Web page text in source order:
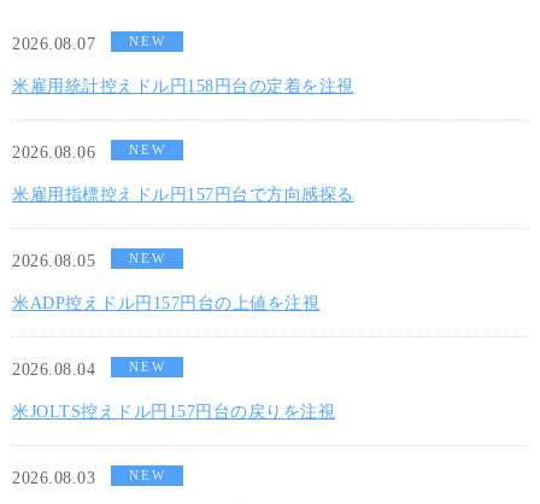
2026.08.07 NEW
米雇用統計控えドル円158円台の定着を注視
2026.08.06 NEW
米雇用指標控えドル円157円台で方向感探る
2026.08.05 NEW
米ADP控えドル円157円台の上値を注視
2026.08.04 NEW
米JOLTS控えドル円157円台の戻りを注視
2026.08.03 NEW